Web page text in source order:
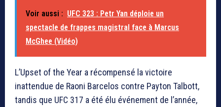
Voir aussi : UFC 323 : Petr Yan déploie un
spectacle de frappes magistral face à Marcus
McGhee (Vidéo)
L’Upset of the Year a récompensé la victoire
inattendue de Raoni Barcelos contre Payton Talbott,
tandis que UFC 317 a été élu événement de l’année,